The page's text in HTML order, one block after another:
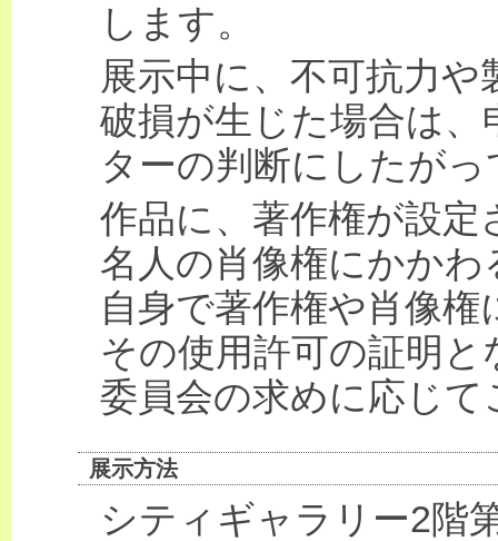
します。
展示中に、不可抗力
破損が生じた場合は
ターの判断にしたが
作品に、著作権が設
名人の肖像権にかか
自身で著作権や肖像
その使用許可の証明
委員会の求めに応じ
展示方法
シティギャラリー2階